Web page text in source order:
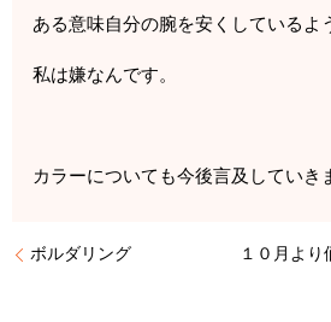
ある意味自分の腕を安くしているよ
私は嫌なんです。
カラーについても今後言及していき
ボルダリング １０月より